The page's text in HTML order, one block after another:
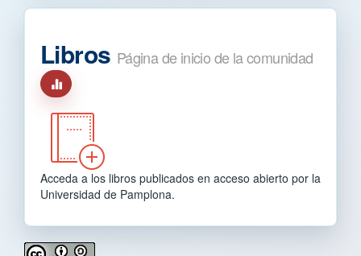
Libros Página de inicio de la comunidad
Acceda a los libros publicados en acceso abierto por la
Universidad de Pamplona.